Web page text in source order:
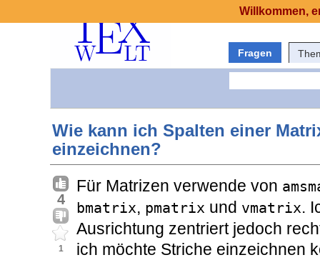
Fragen
Wie kann ich Spalten einer
einzeichnen?
4
1
Für Matrizen verwende von
bmatrix, pmatrix und vmatrix.
Ausrichtung zentriert jedoch
ich möchte Striche einzeichnen
Willkommen,